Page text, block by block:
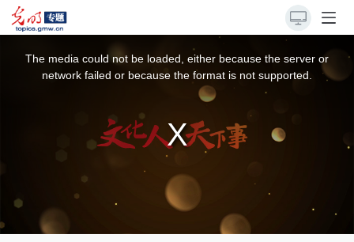
The media could not be loaded, either because the server or
network failed or because the format is not supported.